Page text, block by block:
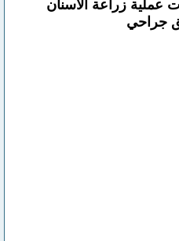
زراعة الأسنان
جراحي